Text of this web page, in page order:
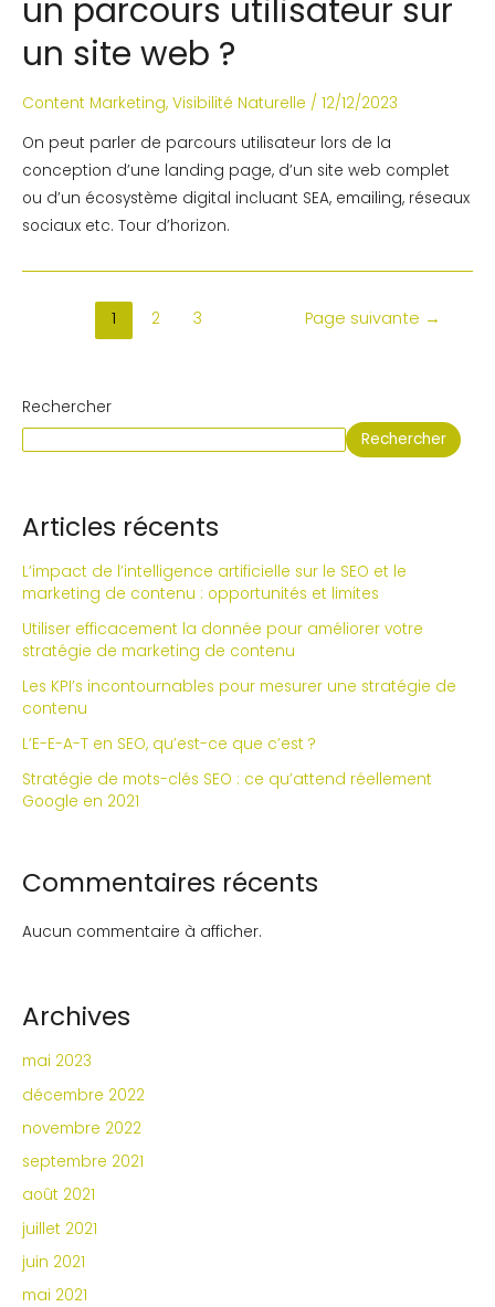
un parcours utilisateur sur
un site web ?
Content Marketing, Visibilité Naturelle / 12/12/2023
On peut parler de parcours utilisateur lors de la
conception d’une landing page, d’un site web complet
ou d’un écosystème digital incluant SEA, emailing, réseaux
sociaux etc. Tour d’horizon.
Pagination1 2 3 Page suivante →
Rechercher
Rechercher
Articles récents
L’impact de l’intelligence artificielle sur le SEO et le
marketing de contenu : opportunités et limites
Utiliser efficacement la donnée pour améliorer votre
stratégie de marketing de contenu
Les KPI’s incontournables pour mesurer une stratégie de
contenu
L’E-E-A-T en SEO, qu’est-ce que c’est ?
Stratégie de mots-clés SEO : ce qu’attend réellement
Google en 2021
Commentaires récents
Aucun commentaire à afficher.
Archives
mai 2023
décembre 2022
novembre 2022
septembre 2021
août 2021
juillet 2021
juin 2021
mai 2021